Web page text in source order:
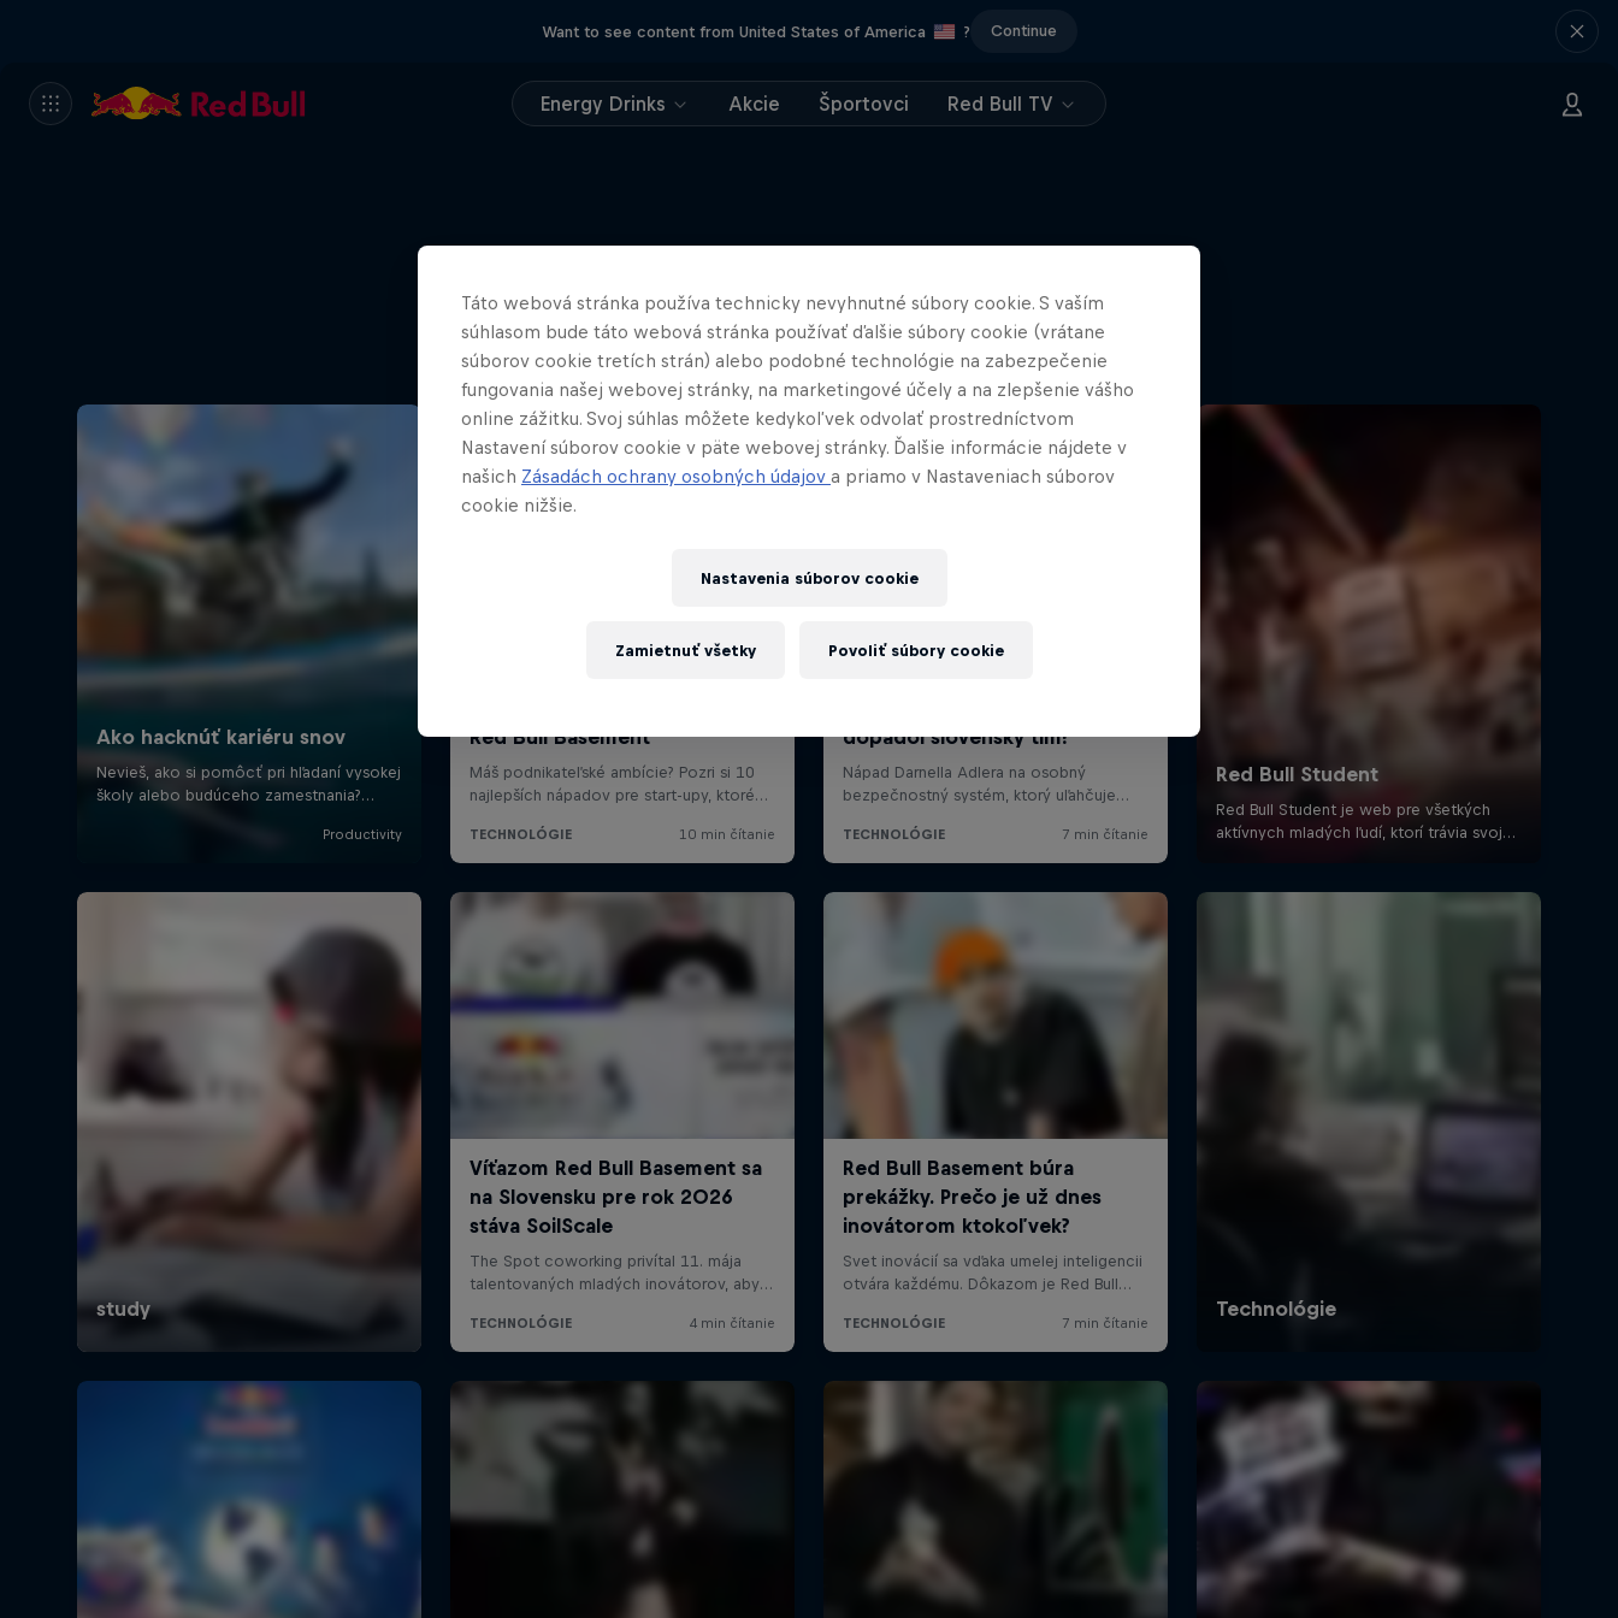
Want to see content from United States of America ? Continue
Energy Drinks Akcie Športovci Red Bull TV
Viac
Táto webová stránka používa technicky nevyhnutné súbory cookie. S vaším
súhlasom bude táto webová stránka používať ďalšie súbory cookie (vrátane
súborov cookie tretích strán) alebo podobné technológie na zabezpečenie
fungovania našej webovej stránky, na marketingové účely a na zlepšenie vášho
online zážitku. Svoj súhlas môžete kedykoľvek odvolať prostredníctvom
Nastavení súborov cookie v päte webovej stránky. Ďalšie informácie nájdete v
našich Zásadách ochrany osobných údajov a priamo v Nastaveniach súborov
cookie nižšie.
Nastavenia súborov cookie
Zamietnuť všetky Povoliť súbory cookie